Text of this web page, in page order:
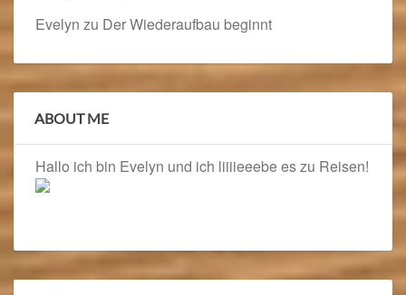
Evelyn zu Der Wiederaufbau beginnt
ABOUT ME
Hallo ich bin Evelyn und ich liiiieeebe es zu Reisen!